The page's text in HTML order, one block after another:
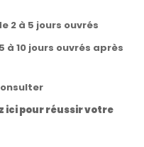
2 à 5 jours ouvrés
10 jours ouvrés après
ici pour réussir votre